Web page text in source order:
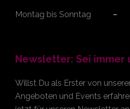
Montag bis Sonntag
Newsletter: Sei immer
Willst Du als Erster von
Angeboten und Events